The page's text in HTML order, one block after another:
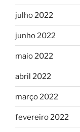
julho 2022
junho 2022
maio 2022
abril 2022
março 2022
fevereiro 2022